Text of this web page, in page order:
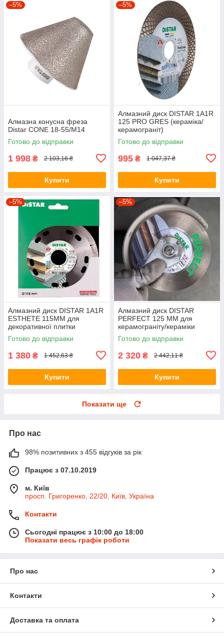
–5%
Алмазна конусна фреза
Distar CONE 18-55/M14
Готово до відправки
1 998 ₴ 2 103,16 ₴
Купити
–5%
Алмазний диск DISTAR 1A1R
125 PRO GRES (кераміка/
керамограніт)
Готово до відправки
995 ₴ 1 047,37 ₴
Купити
–5%
Алмазний диск DISTAR 1A1R
ESTHETE 115ММ для
декоративної плитки
Готово до відправки
1 380 ₴ 1 452,63 ₴
Купити
–5%
Алмазний диск DISTAR
PERFECT 125 ММ для
керамограніту/кераміки
Готово до відправки
2 320 ₴ 2 442,11 ₴
Купити
Показати ще
Про нас
98% позитивних з 455 відгуків за рік
Працює з 07.10.2019
м. Київ
просп. Григоренко, 22/20, Київ, Україна
Контакти
Сьогодні працює з 10:00 до 18:00
Показати весь графік роботи
Про нас
Контакти
Доставка та оплата